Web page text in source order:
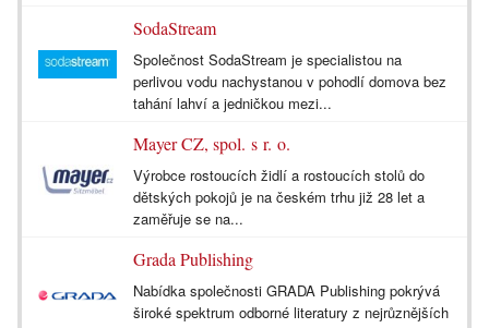
SodaStream
Společnost SodaStream je specialistou na
perlivou vodu nachystanou v pohodlí domova bez
tahání lahví a jedničkou mezi...
Mayer CZ, spol. s r. o.
Výrobce rostoucích židlí a rostoucích stolů do
dětských pokojů je na českém trhu již 28 let a
zaměřuje se na...
Grada Publishing
Nabídka společnosti GRADA Publishing pokrývá
široké spektrum odborné literatury z nejrůznějších